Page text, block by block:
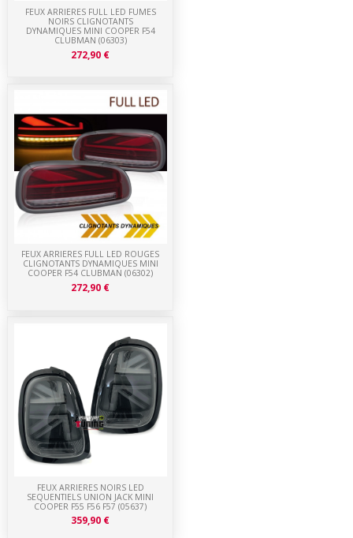
FEUX ARRIERES NOIRS LED
SEQUENTIELS UNION JACK MINI
COOPER F55 F56 F57 (05637)
359,90 €
FEUX ARRIERES FULL LED ROUGES
CLIGNOTANTS DYNAMIQUES MINI
COOPER F54 CLUBMAN (06302)
272,90 €
FEUX ARRIERES FULL LED FUMES
NOIRS CLIGNOTANTS
DYNAMIQUES MINI COOPER F54
CLUBMAN (06303)
272,90 €